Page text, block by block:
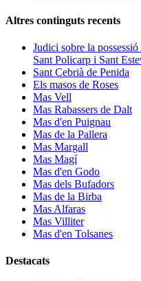
Altres continguts recents
Judici sobre la
Sant Policarp i Sant
Sant Cebrià de Penida
Els masos de Roses
Mas Vell
Mas Rabassers de Dalt
Mas d'en Puignau
Mas de la Pallera
Mas Margall
Mas Magí
Mas d'en Godo
Mas dels Bufadors
Mas de la Birba
Mas Alfaras
Mas Villiter
Mas d'en Tolsanes
Destacats